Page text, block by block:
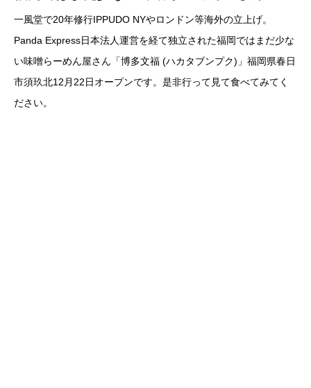
一風堂で20年修行IPPUDO NYやロンドン等海外の立上げ。
Panda Express日本法人運営を経て独立された福岡ではまだ少な
い味噌らーめん屋さん「博多文福 (ハカタブンプク)」福岡県春日
市須玖北12月22日オープンです。是非行って見て食べてみてく
ださい。